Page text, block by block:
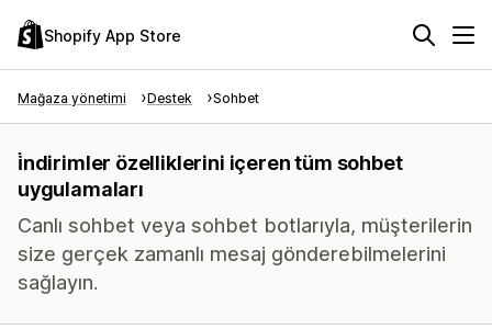
Shopify App Store
Mağaza yönetimi Destek Sohbet
i̇ndirimler özelliklerini içeren tüm sohbet
uygulamaları
Canlı sohbet veya sohbet botlarıyla, müşterilerin
size gerçek zamanlı mesaj gönderebilmelerini
sağlayın.